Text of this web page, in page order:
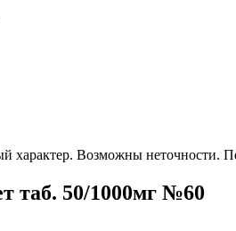
Возможны неточности.
таб. 50/1000мг №60